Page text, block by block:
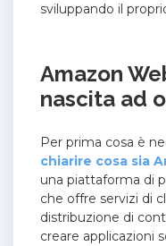
sviluppando il
Amazon
nascita ad
Per prima cosa è
chiarire cosa sia
una piattaforma di
che offre servizi di
distribuzione di
creare applicazioni